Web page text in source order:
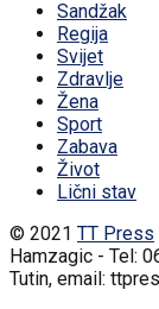
Sandžak
Regija
Svijet
Zdravlje
Žena
Sport
Zabava
Život
Lični stav
© 2021 TT Press
Hamzagic - Tel:
Tutin, email: